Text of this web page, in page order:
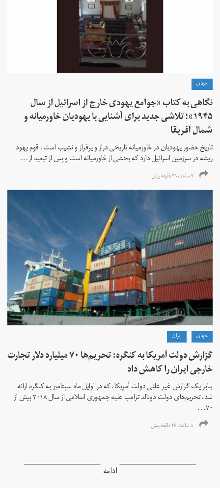
جهان
نگاهی به کتاب «جوامع یهودی خارج از اسرائیل از سال
۱۹۴۵»؛ تلاشی جدید برای آشنایی با یهودیان خاورمیانه و
شمال آفریقا
تاریخ حضور یهودیان در خاورمیانه تاریخی دراز و پرفراز و نشیب است. قوم یهود
ریشه در سرزمین اسرائیل دارد که بخشی از خاورمیانه است و پس از تبعید از...
۴ ساعت ۲۹ دقیقه پیش
جهان ايران
گزارش دولت آمریکا به کنگره: تحریم‌ها ۷۰ میلیارد دلار تجارت
خارجی ایران را کاهش داد
بنابر یک گزارش غیر علنی دولت آمریکا، که در اوایل ماه سپتامبر به کنگره ارائه
شد، تحریم‌های دولت دونالد ترامپ علیه جمهوری اسلامی از سال ۲۰۱۸ بیش از
۷۰...
۸ ساعت ۲۶ دقیقه پیش
ادامه